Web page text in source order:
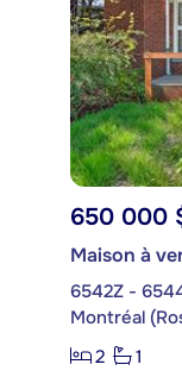
650 000
Maison à
6542Z -
Montréal
2
1